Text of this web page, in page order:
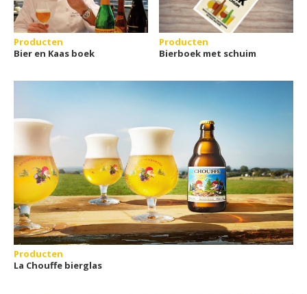
Producten
Bier en Kaas boek
Producten
Bierboek met schuim
Producten
La Chouffe bierglas